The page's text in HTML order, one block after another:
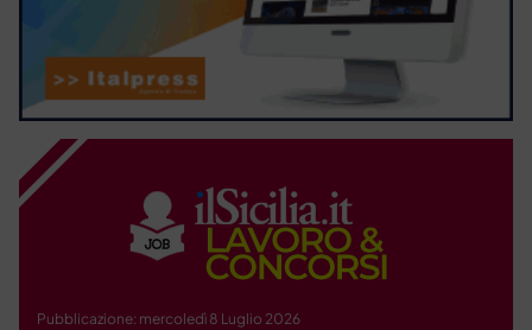
Pubblicazione: mercoledì 8 Luglio 2026